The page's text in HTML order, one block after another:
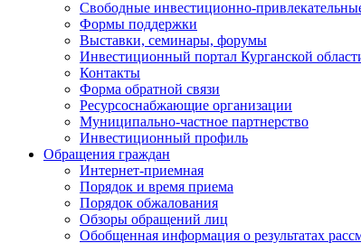
Свободные инвестиционно-
Формы поддержки
Выставки, семинары, форумы
Инвестиционный портал Курганской
Контакты
Форма обратной связи
Ресурсоснабжающие организации
Муниципально-частное партнерство
Инвестиционный профиль
Обращения граждан
Интернет-приемная
Порядок и время приема
Порядок обжалования
Обзоры обращений лиц
Обобщенная информация о результатах